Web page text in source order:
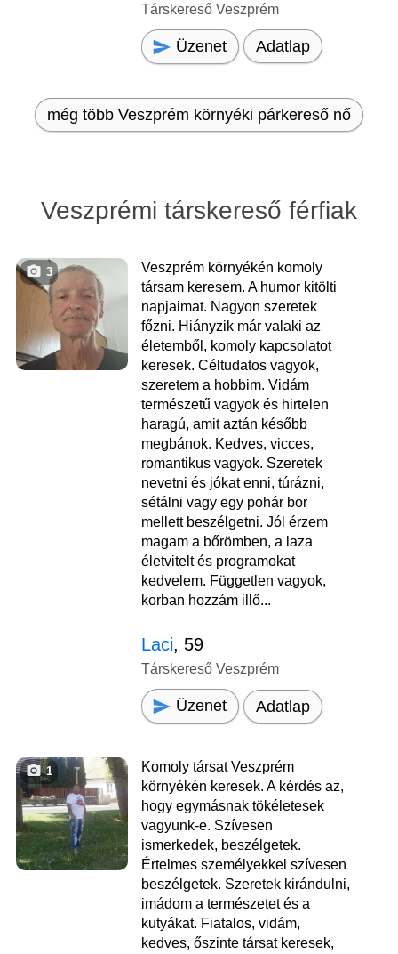
Társkereső Veszprém
Üzenet Adatlap
még több Veszprém környéki párkereső nő
Veszprémi társkereső férfiak
3
Veszprém környékén komoly
társam keresem. A humor kitölti
napjaimat. Nagyon szeretek
főzni. Hiányzik már valaki az
életemből, komoly kapcsolatot
keresek. Céltudatos vagyok,
szeretem a hobbim. Vidám
természetű vagyok és hirtelen
haragú, amit aztán később
megbánok. Kedves, vicces,
romantikus vagyok. Szeretek
nevetni és jókat enni, túrázni,
sétálni vagy egy pohár bor
mellett beszélgetni. Jól érzem
magam a bőrömben, a laza
életvitelt és programokat
kedvelem. Független vagyok,
korban hozzám illő...
Laci, 59
Társkereső Veszprém
Üzenet Adatlap
1
Komoly társat Veszprém
környékén keresek. A kérdés az,
hogy egymásnak tökéletesek
vagyunk-e. Szívesen
ismerkedek, beszélgetek.
Értelmes személyekkel szívesen
beszélgetek. Szeretek kirándulni,
imádom a természetet és a
kutyákat. Fiatalos, vidám,
kedves, őszinte társat keresek,